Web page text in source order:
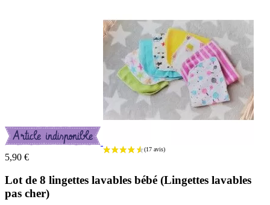
5,90 €
Lot de 8 lingettes lavables bébé (Lingettes lavables
pas cher)